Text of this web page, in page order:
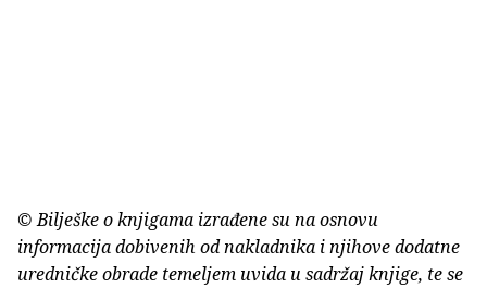
© Bilješke o knjigama izrađene su na osnovu
informacija dobivenih od nakladnika i njihove dodatne
uredničke obrade temeljem uvida u sadržaj knjige, te se